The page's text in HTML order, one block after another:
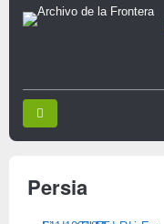
Persia